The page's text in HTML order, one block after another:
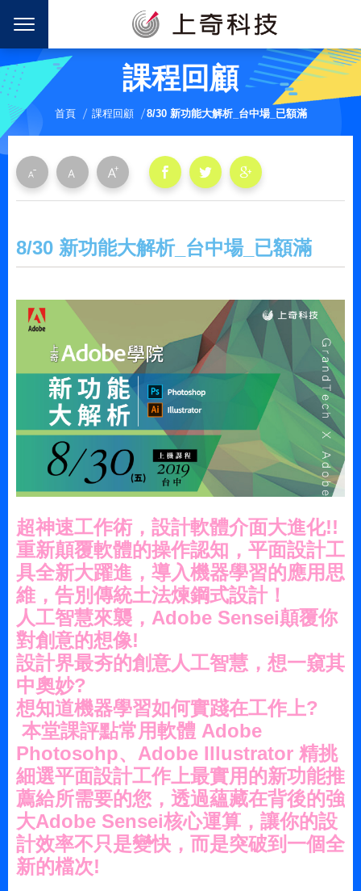
課程回顧
首頁 課程回顧 8/30 新功能大解析_台中場_已額滿
8/30 新功能大解析_台中場_已額滿
超神速工作術，設計軟體介面大進化!!
重新顛覆軟體的操作認知，平面設計工
具全新大躍進， 導入機器學習的應用思
維，告別傳統土法煉鋼式設計！
人工智慧來襲，Adobe Sensei顛覆你
對創意的想像!
設計界最夯的創意人工智慧，想一窺其
中奧妙?
想知道機器學習如何實踐在工作上?
本堂課評點常用軟體 Adobe
Photosohp、Adobe Illustrator 精挑
細選平面設計工作上最實用的新功能推
薦給所需要的您，透過蘊藏在背後的強
大Adobe Sensei核心運算，讓你的設
計效率不只是變快，而是突破到一個全
新的檔次!